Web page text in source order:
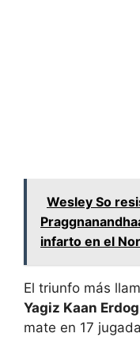
Wesley So
infarto en el
El triunfo más
Yagiz Kaan
mate en 17